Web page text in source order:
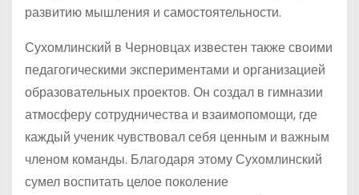
развитию мышления и самостоятельности.
Сухомлинский в Черновцах известен также своими
педагогическими экспериментами и организацией
образовательных проектов. Он создал в гимназии
атмосферу сотрудничества и взаимопомощи, где
каждый ученик чувствовал себя ценным и важным
членом команды. Благодаря этому Сухомлинский
сумел воспитать целое поколение